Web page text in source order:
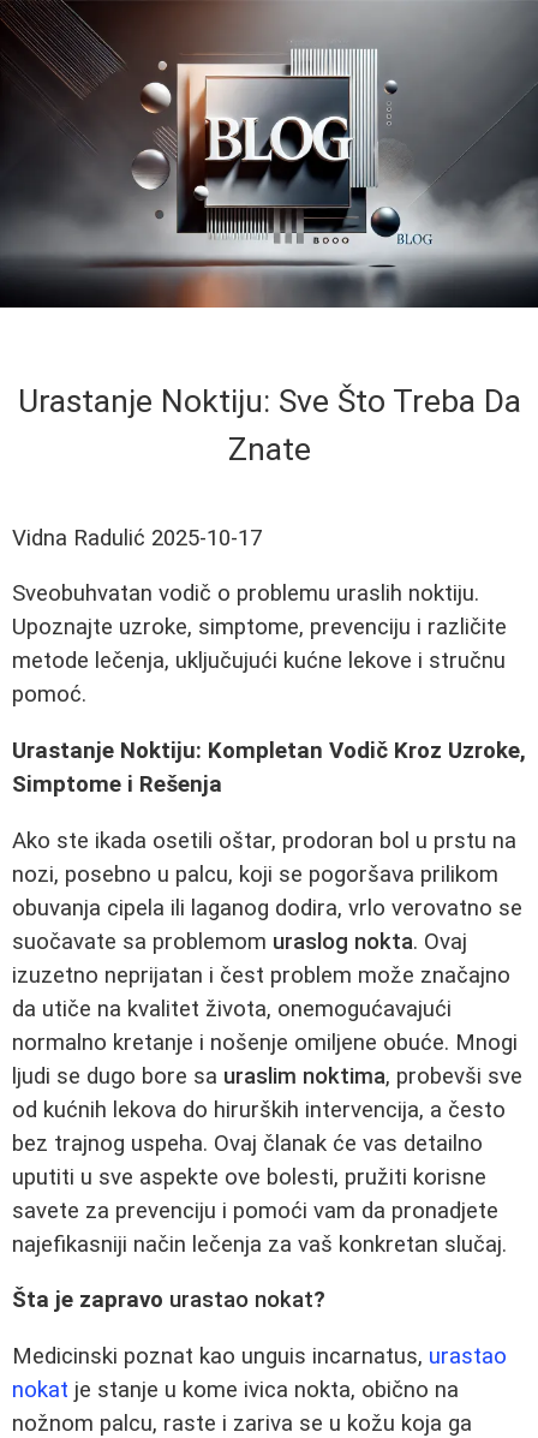
Urastanje Noktiju: Sve Što Treba Da
Znate
Vidna Radulić 2025-10-17
Sveobuhvatan vodič o problemu uraslih noktiju.
Upoznajte uzroke, simptome, prevenciju i različite
metode lečenja, uključujući kućne lekove i stručnu
pomoć.
Urastanje Noktiju: Kompletan Vodič Kroz Uzroke,
Simptome i Rešenja
Ako ste ikada osetili oštar, prodoran bol u prstu na
nozi, posebno u palcu, koji se pogoršava prilikom
obuvanja cipela ili laganog dodira, vrlo verovatno se
suočavate sa problemom uraslog nokta. Ovaj
izuzetno neprijatan i čest problem može značajno
da utiče na kvalitet života, onemogućavajući
normalno kretanje i nošenje omiljene obuće. Mnogi
ljudi se dugo bore sa uraslim noktima, probevši sve
od kućnih lekova do hirurških intervencija, a često
bez trajnog uspeha. Ovaj članak će vas detailno
uputiti u sve aspekte ove bolesti, pružiti korisne
savete za prevenciju i pomoći vam da pronadjete
najefikasniji način lečenja za vaš konkretan slučaj.
Šta je zapravo urastao nokat?
Medicinski poznat kao unguis incarnatus, urastao
nokat je stanje u kome ivica nokta, obično na
nožnom palcu, raste i zariva se u kožu koja ga